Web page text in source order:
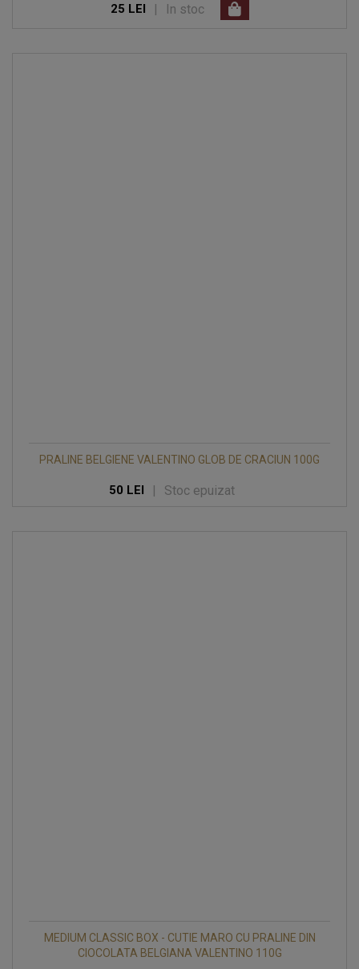
25 LEI | In stoc
PRALINE BELGIENE VALENTINO GLOB DE CRACIUN 100G
50 LEI | Stoc epuizat
MEDIUM CLASSIC BOX - CUTIE MARO CU PRALINE DIN
CIOCOLATA BELGIANA VALENTINO 110G